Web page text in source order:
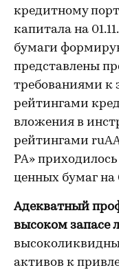
кредитному
капитала на
бумаги
представлены
требованиями к
рейтингами
вложения в
рейтингами
РА»
ценных бумаг на
Адекватный
высоком запасе
активов к